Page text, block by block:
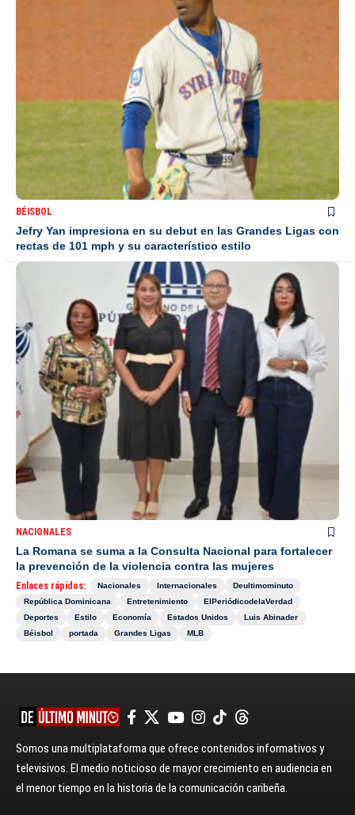
BÉISBOL
Jefry Yan impresiona en su debut en las Grandes Ligas con
rectas de 101 mph y su característico estilo
NACIONALES
La Romana se suma a la Consulta Nacional para fortalecer
la prevención de la violencia contra las mujeres
Enlaces rápidos: Nacionales Internacionales
Deultimominuto
República Dominicana
Entretenimiento
ElPeriódicodelaVerdad
Deportes
Estilo Economía Estados Unidos
Luis Abinader
Béisbol
portada Grandes Ligas MLB
Somos una multiplataforma que ofrece contenidos informativos y
televisivos. El medio noticioso de mayor crecimiento en audiencia en
el menor tiempo en la historia de la comunicación caribeña.